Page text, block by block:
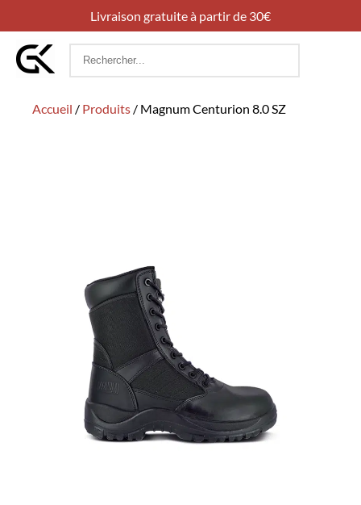
Livraison gratuite à partir de 30€
Rechercher
Accueil / Produits / Magnum Centurion 8.0 SZ